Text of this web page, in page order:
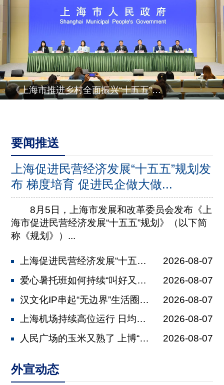
《上海市推进乡村全面振兴“十五五”规划》有关情况
要闻推送
上海促进民营经济发展“十五五”规划发
布 梯度培育 促进民企做大做...
8月5日，上海市发展和改革委员会发布《上
海市促进民营经济发展“十五五”规划》（以下简
称《规划》）...
上海促进民营经济发展“十五五”规划发...
2026-08-07
爱心暑托班如何持续“叫好又叫座” 全...
2026-08-07
汉文化IP串起“无边界”生活圈 马王...
2026-08-07
上海机场持续高位运行 日均保障航班2...
2026-08-07
人民广场的玉米又熟了 上博“美洲展”...
2026-08-07
外宣动态